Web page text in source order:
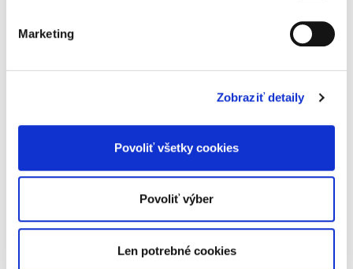
Marketing
Zobraziť detaily
Povoliť všetky cookies
Povoliť výber
Len potrebné cookies
znalosť technických aspektov spojených s ich
použitie a zdieľanie
na internete
Lukáš Macko,